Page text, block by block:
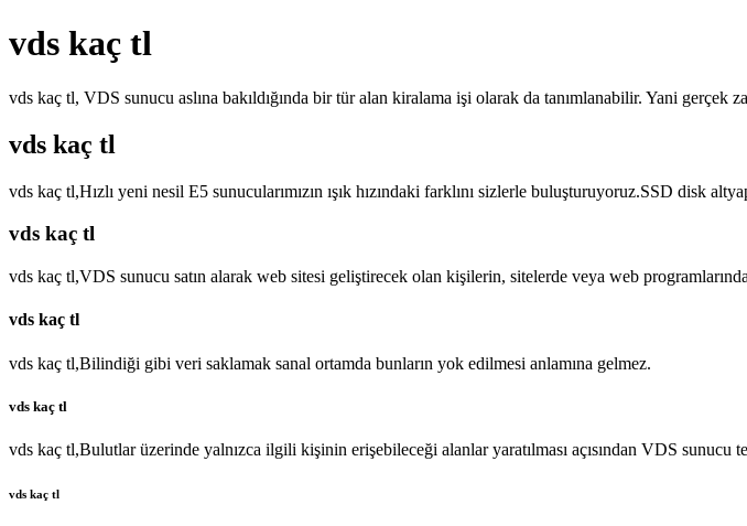
vds kaç tl
vds kaç tl, VDS sunucu aslına bakıldığında bir tür alan kiralama işi olarak da tanımlanabilir. Yani
vds kaç tl
vds kaç tl,Hızlı yeni nesil E5 sunucularımızın ışık hızındaki farklını sizlerle buluşturuyoruz.SSD disk
vds kaç tl
vds kaç tl,VDS sunucu satın alarak web sitesi geliştirecek olan kişilerin, sitelerde veya web
vds kaç tl
vds kaç tl,Bilindiği gibi veri saklamak sanal ortamda bunların yok edilmesi anlamına gelmez.
vds kaç tl
vds kaç tl,Bulutlar üzerinde yalnızca ilgili kişinin erişebileceği alanlar yaratılması açısından VDS sunucu
vds kaç tl